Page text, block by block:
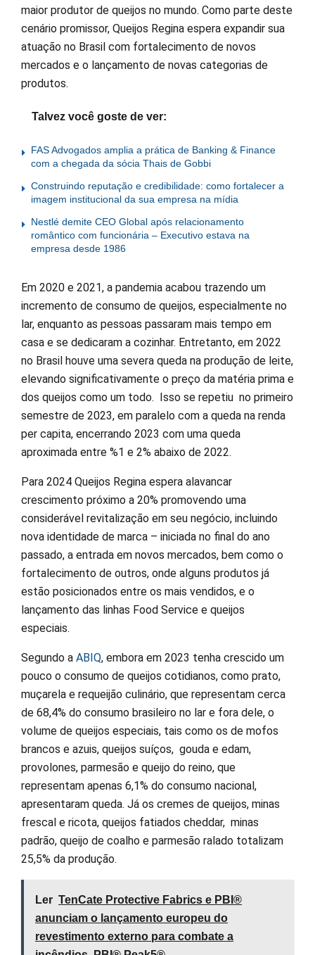
maior produtor de queijos no mundo. Como parte deste
cenário promissor, Queijos Regina espera expandir sua
atuação no Brasil com fortalecimento de novos
mercados e o lançamento de novas categorias de
produtos.
Talvez você goste de ver:
FAS Advogados amplia a prática de Banking & Finance
com a chegada da sócia Thais de Gobbi
Construindo reputação e credibilidade: como fortalecer a
imagem institucional da sua empresa na mídia
Nestlé demite CEO Global após relacionamento
romântico com funcionária – Executivo estava na
empresa desde 1986
Em 2020 e 2021, a pandemia acabou trazendo um
incremento de consumo de queijos, especialmente no
lar, enquanto as pessoas passaram mais tempo em
casa e se dedicaram a cozinhar. Entretanto, em 2022
no Brasil houve uma severa queda na produção de leite,
elevando significativamente o preço da matéria prima e
dos queijos como um todo. Isso se repetiu no primeiro
semestre de 2023, em paralelo com a queda na renda
per capita, encerrando 2023 com uma queda
aproximada entre %1 e 2% abaixo de 2022.
Para 2024 Queijos Regina espera alavancar
crescimento próximo a 20% promovendo uma
considerável revitalização em seu negócio, incluindo
nova identidade de marca – iniciada no final do ano
passado, a entrada em novos mercados, bem como o
fortalecimento de outros, onde alguns produtos já
estão posicionados entre os mais vendidos, e o
lançamento das linhas Food Service e queijos
especiais.
Segundo a ABIQ, embora em 2023 tenha crescido um
pouco o consumo de queijos cotidianos, como prato,
muçarela e requeijão culinário, que representam cerca
de 68,4% do consumo brasileiro no lar e fora dele, o
volume de queijos especiais, tais como os de mofos
brancos e azuis, queijos suíços, gouda e edam,
provolones, parmesão e queijo do reino, que
representam apenas 6,1% do consumo nacional,
apresentaram queda. Já os cremes de queijos, minas
frescal e ricota, queijos fatiados cheddar, minas
padrão, queijo de coalho e parmesão ralado totalizam
25,5% da produção.
Ler TenCate Protective Fabrics e PBI®
anunciam o lançamento europeu do
revestimento externo para combate a